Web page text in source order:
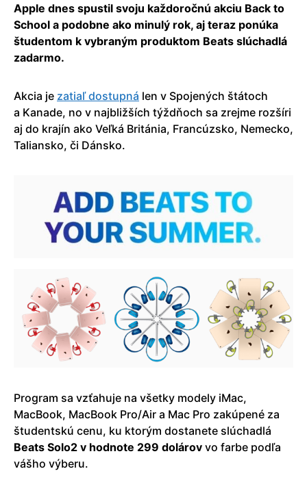
Apple dnes spustil svoju každoročnú akciu Back to
School a podobne ako minulý rok, aj teraz ponúka
študentom k vybraným produktom Beats slúchadlá
zadarmo.
Akcia je zatiaľ dostupná len v Spojených štátoch
a Kanade, no v najbližších týždňoch sa zrejme rozšíri
aj do krajín ako Veľká Británia, Francúzsko, Nemecko,
Taliansko, či Dánsko.
Program sa vzťahuje na všetky modely iMac,
MacBook, MacBook Pro/Air a Mac Pro zakúpené za
študentskú cenu, ku ktorým dostanete slúchadlá
Beats Solo2 v hodnote 299 dolárov vo farbe podľa
vášho výberu.